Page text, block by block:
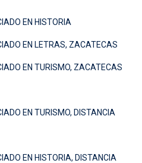
EN HISTORIA
EN LETRAS, ZACATECAS
EN TURISMO, ZACATECAS
EN TURISMO, DISTANCIA
EN HISTORIA, DISTANCIA